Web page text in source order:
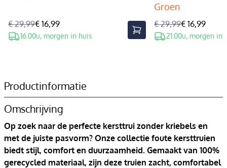
€ 29,99€ 16,99
16.00u, morgen in huis
Groen
€ 29,99€ 16,99
21.00u, morgen in
Productinformatie
Omschrijving
Op zoek naar de perfecte kersttrui zonder kriebels en
met de juiste pasvorm? Onze collectie foute kersttruien
biedt stijl, comfort en duurzaamheid. Gemaakt van 100%
gerecycled materiaal, zijn deze truien zacht, comfortabel